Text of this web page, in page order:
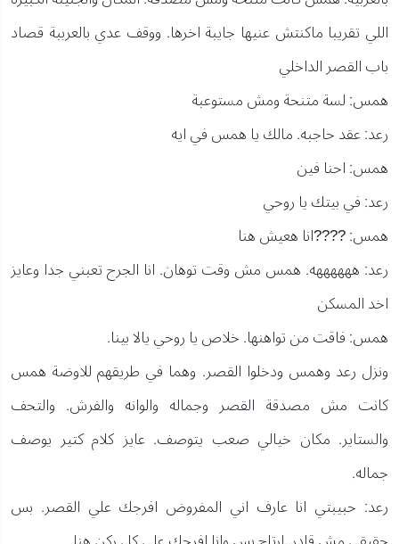
اللي تقريبا ماكنتش عنيها جايبة اخرها. ووقف عدي بالعرببة قصاد
باب القصر الداخلي
همس: لسة متنحة ومش مستوعبة
رعد: عقد حاجبه. مالك يا همس في ايه
همس: احنا فين
رعد: في بيتك يا روحي
همس: ????انا هعيش هنا
رعد: ههههههه. همس مش وقت توهان. انا الجرح تعبني جدا وعايز
اخد المسكن
همس: فاقت من تواهنها. خلاص يا روحي يالا بينا.
ونزل رعد وهمس ودخلوا القصر. وهما في طريقهم للاوضة همس
كانت مش مصدقة القصر وجماله والوانه والفرش. والتحف
والستاير. مكان خيالي صعب يتوصف. عايز كلام كتير يوصف
جماله.
رعد: حبيبتي انا عارف اني المفروض افرجك علي القصر. بس